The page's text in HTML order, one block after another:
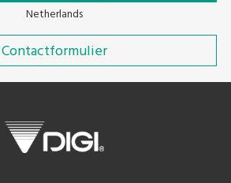
Netherlands
Contactformulier